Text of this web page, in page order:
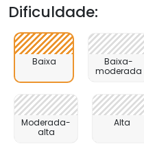
Dificuldade:
Baixa
Baixa-
moderada
Moderada-
alta
Alta